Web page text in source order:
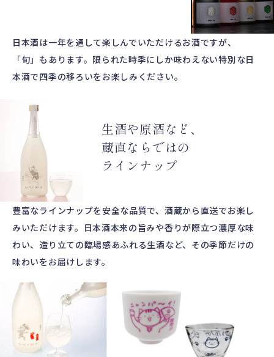
日本酒は一年を通して楽しんでいただけるお酒ですが、
「旬」もあります。限られた時季にしか味わえない特別な日
本酒で四季の移ろいをお楽しみください。
豊富なラインナップを安全な品質で、酒蔵から直送でお楽し
みいただけます。日本酒本来の旨みや香りが際立つ濃厚な味
わい、造り立ての臨場感あふれる生酒など、その季節だけの
味わいをお届けします。
生酒や原酒など、
蔵直ならではの
ラインナップ